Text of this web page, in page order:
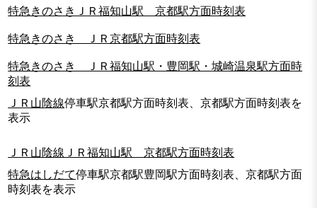
特急きのさきＪＲ福知山駅 京都駅方面時刻表
特急きのさき ＪＲ京都駅方面時刻表
特急きのさき ＪＲ福知山駅・豊岡駅・城崎温泉駅方面時
刻表
ＪＲ山陰線停車駅京都駅方面時刻表、京都駅方面時刻表を
表示
ＪＲ山陰線ＪＲ福知山駅 京都駅方面時刻表
特急はしだて停車駅京都駅豊岡駅方面時刻表、京都駅方面
時刻表を表示